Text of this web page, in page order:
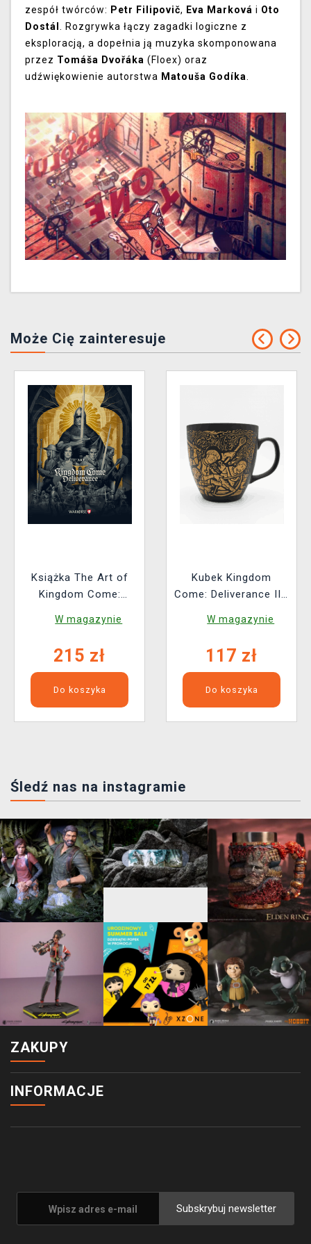
zespół twórców: Petr Filipovič, Eva Marková i Oto
Dostál . Rozgrywka łączy zagadki logiczne z
eksploracją, a dopełnia ją muzyka skomponowana
przez Tomáša Dvořáka (Floex) oraz
udźwiękowienie autorstwa Matouša Godíka.
Może Cię zainteresuje
Książka The Art of
Kingdom Come:
W magazynie
215 zł
Do koszyka
Kubek Kingdom
Come: Deliverance II -
W magazynie
117 zł
Do koszyka
Śledź nas na instagramie
ZAKUPY
INFORMACJE
Subskrybuj newsletter